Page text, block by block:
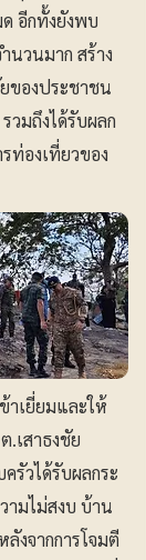
อีกทั้งยังพบ
นวนมาก สร้าง
ของประชาชน
วมถึงได้รับผลก
ท่องเที่ยวของ
าเยี่ยมและให้
.เสาธงชัย
รัวได้รับผลกระ
ามไม่สงบ บ้าน
งจากการโจมตี